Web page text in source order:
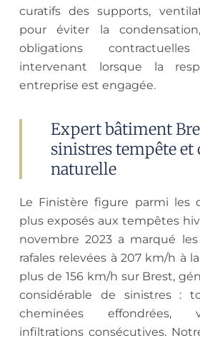
curatifs des supports,
pour éviter la
obligations
intervenant lorsque la
entreprise est engagée.
Expert bâtiment
sinistres tempête et
naturelle
Le Finistère figure parmi les
plus exposés aux tempêtes
novembre 2023 a marqué
rafales relevées à 207 km/h à
plus de 156 km/h sur Brest,
considérable de sinistres :
cheminées effondrées,
infiltrations consécutives.